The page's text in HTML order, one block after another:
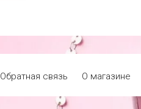
Обратная связь О магазине